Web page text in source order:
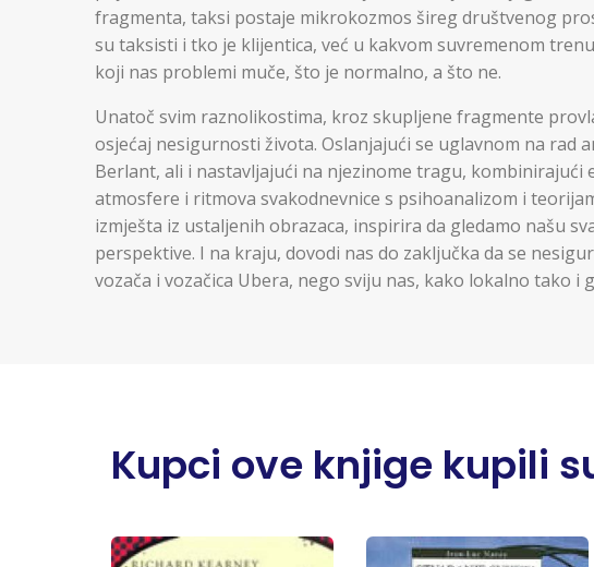
fragmenta, taksi postaje mikrokozmos šireg društvenog
su taksisti i tko je klijentica, već u kakvom suvremenom
koji nas problemi muče, što je normalno, a što ne.
Unatoč svim raznolikostima, kroz skupljene fragmente
osjećaj nesigurnosti života. Oslanjajući se uglavnom na rad
Berlant, ali i nastavljajući na njezinome tragu, kombinirajući
atmosfere i ritmova svakodnevnice s psihoanalizom i
izmješta iz ustaljenih obrazaca, inspirira da gledamo našu
perspektive. I na kraju, dovodi nas do zaključka da se
vozača i vozačica Ubera, nego sviju nas, kako lokalno tako i
Kupci ove knjige kupili